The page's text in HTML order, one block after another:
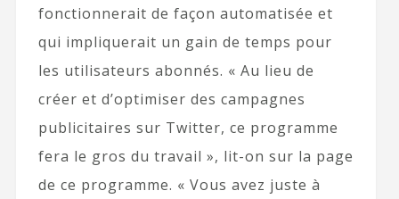
fonctionnerait de façon automatisée et
qui impliquerait un gain de temps pour
les utilisateurs abonnés. « Au lieu de
créer et d’optimiser des campagnes
publicitaires sur Twitter, ce programme
fera le gros du travail », lit-on sur la page
de ce programme. « Vous avez juste à